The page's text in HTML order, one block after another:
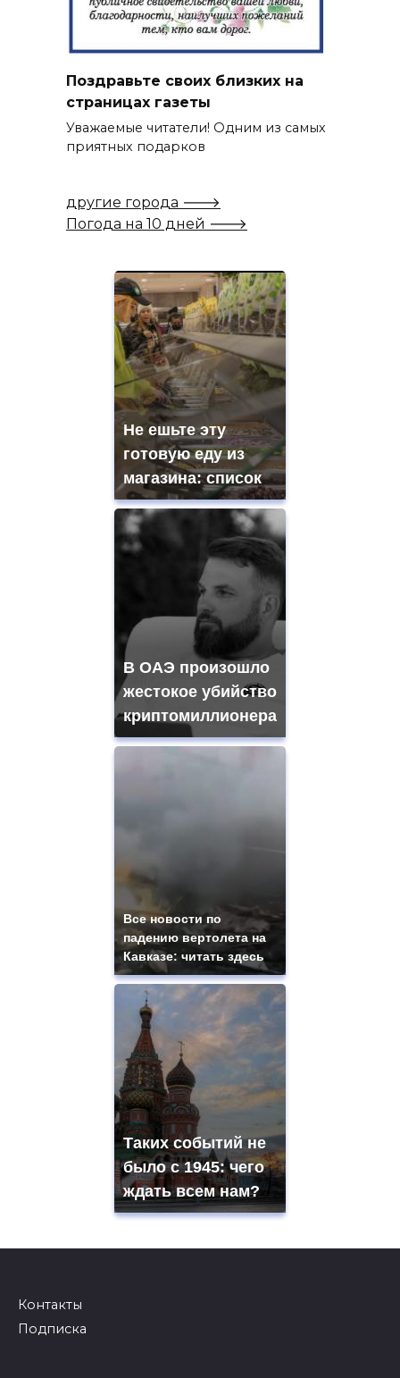
Поздравьте своих близких на
страницах газеты
Уважаемые читатели! Одним из самых
приятных подарков
другие города 🡒
Погода на 10 дней 🡒
Не ешьте эту
готовую еду из
магазина: список
В ОАЭ произошло
жестокое убийство
криптомиллионера
Все новости по
падению вертолета на
Кавказе: читать здесь
Таких событий не
было с 1945: чего
ждать всем нам?
Контакты
Подписка